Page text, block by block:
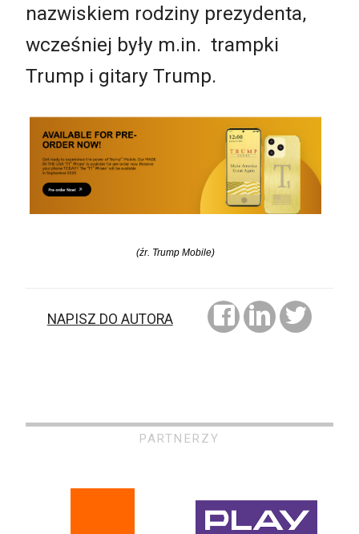
nazwiskiem rodziny prezydenta,
wcześniej były m.in. trampki
Trump i gitary Trump.
(źr. Trump Mobile)
NAPISZ DO AUTORA
PARTNERZY